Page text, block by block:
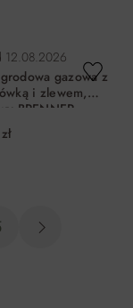
12.08.2026
gazowa z
i zlewem,
BRENNER
LINE